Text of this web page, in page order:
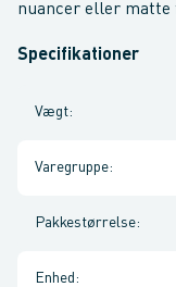
nuancer eller matte
Specifikationer
Vægt:
Varegruppe:
Pakkestørrelse:
Enhed :